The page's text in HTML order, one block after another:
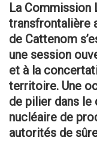
La Commission
transfrontalière
de Cattenom
une session
et à la
territoire. Une
de pilier dans le
nucléaire de
autorités de